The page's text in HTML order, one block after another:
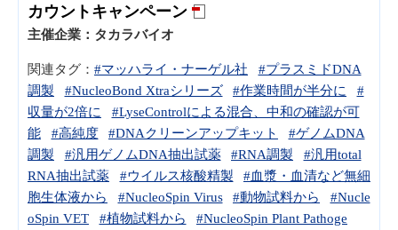
カウントキャンペーン
主催企業： タカラバイオ
関連タグ： #マッハライ・ナーゲル社
#プラスミドDNA
調製
#NucleoBond Xtraシリーズ #作業時間が半分に
#
収量が2倍に
#LyseControlによる混合、中和の確認が可
能
#高純度 #DNAクリーンアップキット
#ゲノムDNA
調製
#汎用ゲノムDNA抽出試薬 #RNA調製
#汎用total
RNA抽出試薬
#ウイルス核酸精製
#血漿・血清など無細
胞生体液から
#NucleoSpin Virus #動物試料から
#Nucle
oSpin VET
#植物試料から
#NucleoSpin Plant Pathoge